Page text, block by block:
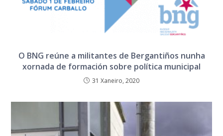
O BNG reúne a militantes de Bergantiños nunha
xornada de formación sobre política municipal
31 Xaneiro, 2020